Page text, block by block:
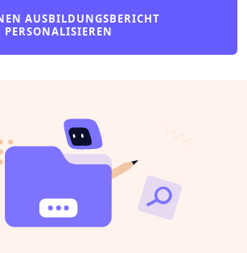
AUSBILDUNGSBERICHT
PERSONALISIEREN